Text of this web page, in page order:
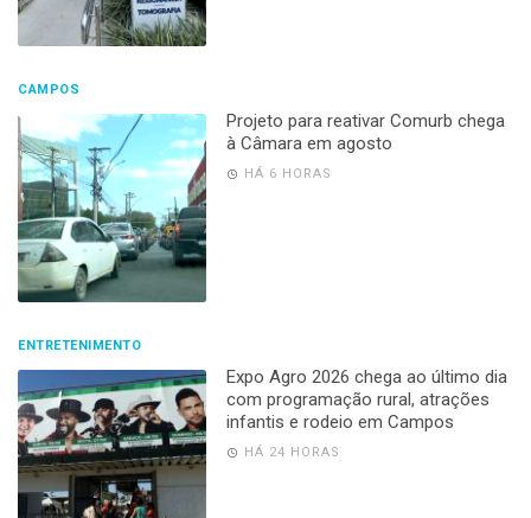
CAMPOS
Projeto para reativar Comurb chega
à Câmara em agosto
HÁ 6 HORAS
ENTRETENIMENTO
Expo Agro 2026 chega ao último dia
com programação rural, atrações
infantis e rodeio em Campos
HÁ 24 HORAS